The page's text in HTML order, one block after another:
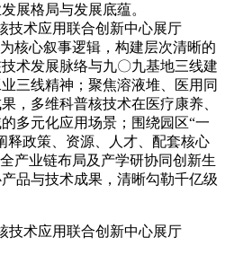
展格局与发展底蕴。
核心叙事逻辑，构建层次清晰的
术发展脉络与九〇九基地三线建
三线精神；聚焦溶液堆、医用同
，多维科普核技术在医疗康养、
多元化应用场景；围绕园区“一
释政策、资源、人才、配套核心
产业链布局及产学研协同创新生
品与技术成果，清晰勾勒千亿级